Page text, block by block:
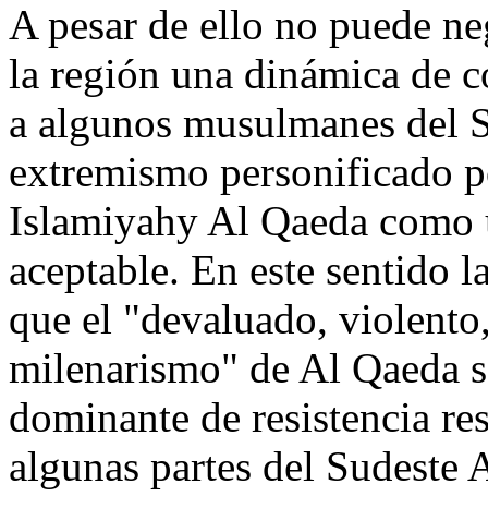
A pesar de ello no puede
la región una dinámica de
a algunos musulmanes del
extremismo personificado
Islamiyahy Al Qaeda
aceptable. En este sentido
que el "devaluado,
milenarismo" de Al Qaeda
dominante de resistencia
algunas partes del Sudeste